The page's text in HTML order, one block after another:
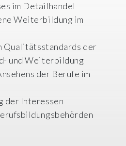
im Detailhandel
Weiterbildung im
Qualitätsstandards der
und Weiterbildung
der Berufe im
der Interessen